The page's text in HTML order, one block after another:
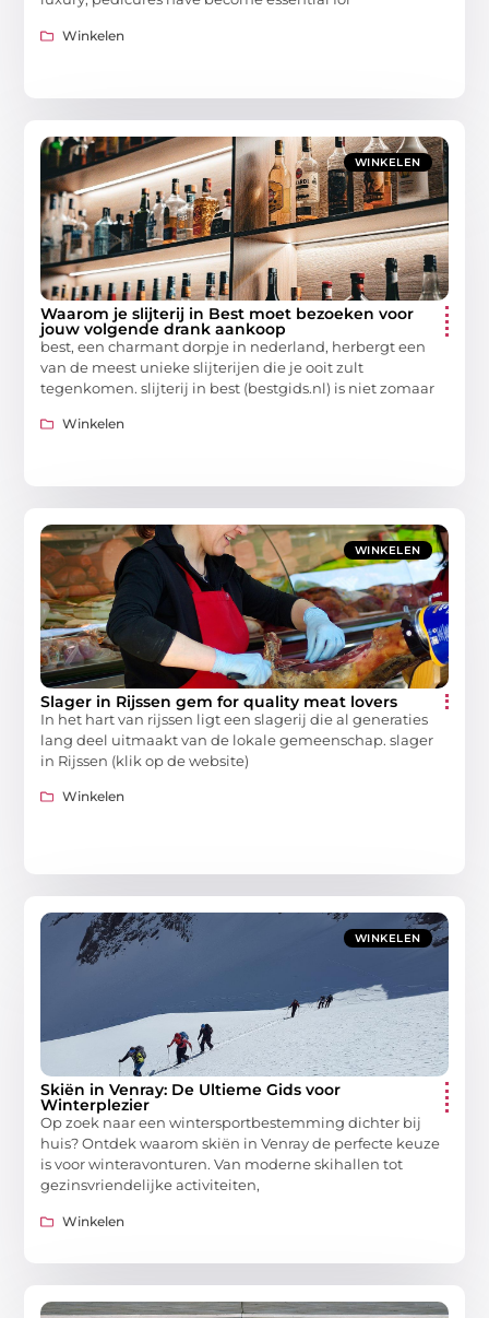
Winkelen
WINKELEN
Waarom je slijterij in Best moet bezoeken voor
jouw volgende drank aankoop
best, een charmant dorpje in nederland, herbergt een
van de meest unieke slijterijen die je ooit zult
tegenkomen. slijterij in best (bestgids.nl) is niet zomaar
Winkelen
WINKELEN
Slager in Rijssen gem for quality meat lovers
In het hart van rijssen ligt een slagerij die al generaties
lang deel uitmaakt van de lokale gemeenschap. slager
in Rijssen (klik op de website)
Winkelen
WINKELEN
Skiën in Venray: De Ultieme Gids voor
Winterplezier
Op zoek naar een wintersportbestemming dichter bij
huis? Ontdek waarom skiën in Venray de perfecte keuze
is voor winteravonturen. Van moderne skihallen tot
gezinsvriendelijke activiteiten,
Winkelen